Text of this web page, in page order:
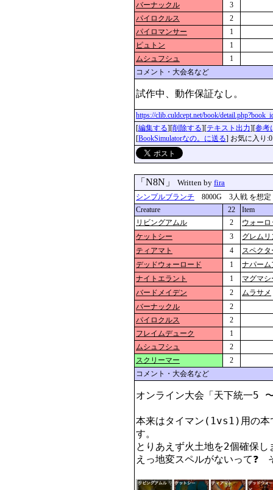
バーナックル
3
パイロクルス
2
パイロマンサー
1
ピュトン
1
ムシュフシュ
1
コメント・大会名など
試作中、動作保証なし。
https://clib.culdcept.net/book/
[編集する][削除する][テキスト出力][参考
[BookSimulatorなの。に送る] お気に入り:0
「N8N」 Written by fira
シンプルブランチ 8000G 3人戦 を想定
Creature
22
Item
リビングアムル
2
ウォー
ケットシー
3
グレム
ティアマト
4
スペク
デッドウォーロード
1
ナパーム
ナイトエラント
1
マグマ
バードメイデン
2
ムラサメ
バーナックル
2
パイロクルス
2
フレイムデューク
1
ムシュフシュ
2
スクリーマー
2
コメント・大会名など
オンライン大会「天下統一5
本来はタイマン(1vs1)用の本
す。
とりあえず火土地を2個確保し
えっ地変スペルがないって❓